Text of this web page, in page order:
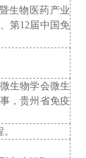
生物医药产业
第12届中国免
生物学会微生
，贵州省免疫